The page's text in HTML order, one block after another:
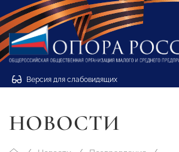
Версия для слабовидящих
НОВОСТИ